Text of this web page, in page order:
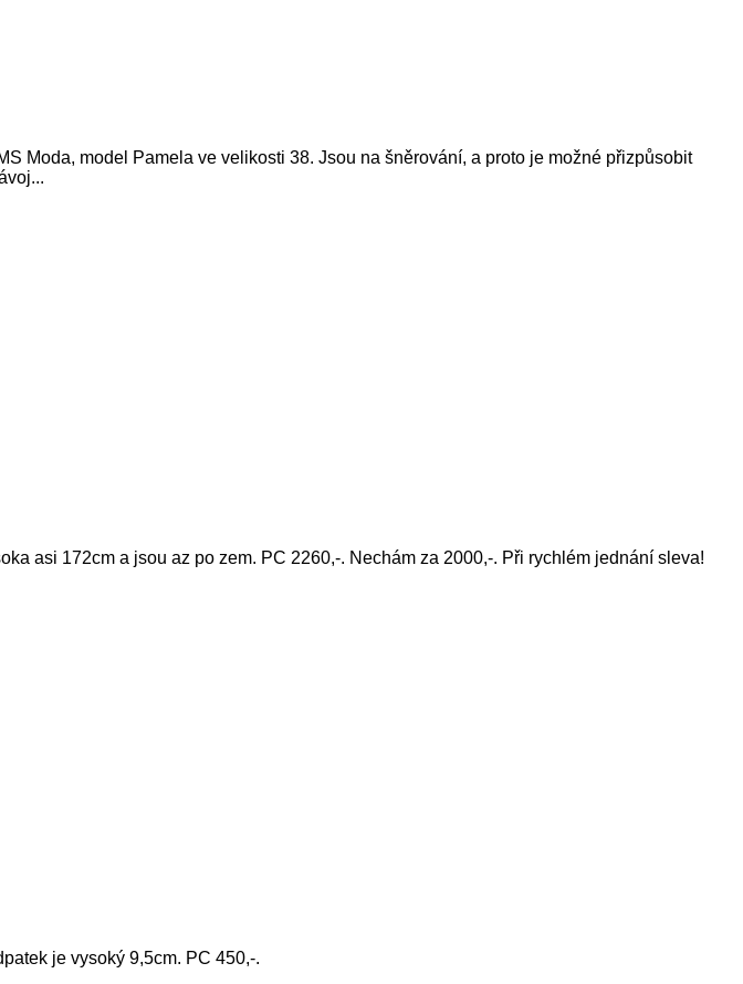
Moda, model Pamela ve velikosti 38. Jsou na šněrování, a proto je možné přizpůsobit
asi 172cm a jsou az po zem. PC 2260,-. Nechám za 2000,-. Při rychlém jednání sleva!
je vysoký 9,5cm. PC 450,-.